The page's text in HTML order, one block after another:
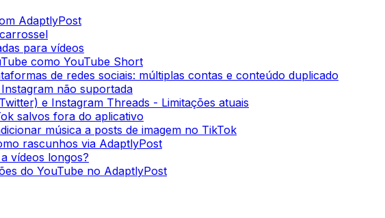
AdaptlyPost
para vídeos
como YouTube Short
de redes sociais: múltiplas contas e conteúdo duplicado
não suportada
e Instagram Threads - Limitações atuais
salvos fora do aplicativo
música a posts de imagem no TikTok
rascunhos via AdaptlyPost
vídeos longos?
do YouTube no AdaptlyPost